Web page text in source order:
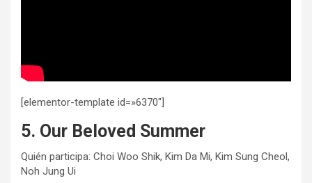
[elementor-template id=»6370″]
5. Our Beloved Summer
Quién participa: Choi Woo Shik, Kim Da Mi, Kim Sung Cheol,
Noh Jung Ui